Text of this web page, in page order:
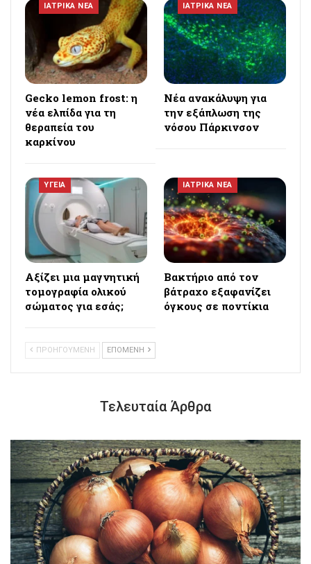
ΙΑΤΡΙΚΑ ΝΕΑ
Gecko lemon frost: η
νέα ελπίδα για τη
θεραπεία του
καρκίνου
ΙΑΤΡΙΚΑ ΝΕΑ
Νέα ανακάλυψη για
την εξάπλωση της
νόσου Πάρκινσον
ΥΓΕΙΑ
Αξίζει μια μαγνητική
τομογραφία ολικού
σώματος για εσάς;
ΙΑΤΡΙΚΑ ΝΕΑ
Βακτήριο από τον
βάτραχο εξαφανίζει
όγκους σε ποντίκια
ΠΡΟΗΓΟΥΜΕΝΗ ΕΠΟΜΕΝΗ
Τελευταία Άρθρα